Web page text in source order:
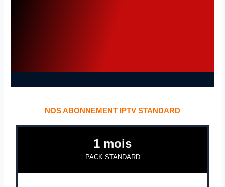
NOS ABONNEMENT IPTV STANDARD
1 mois
PACK STANDARD